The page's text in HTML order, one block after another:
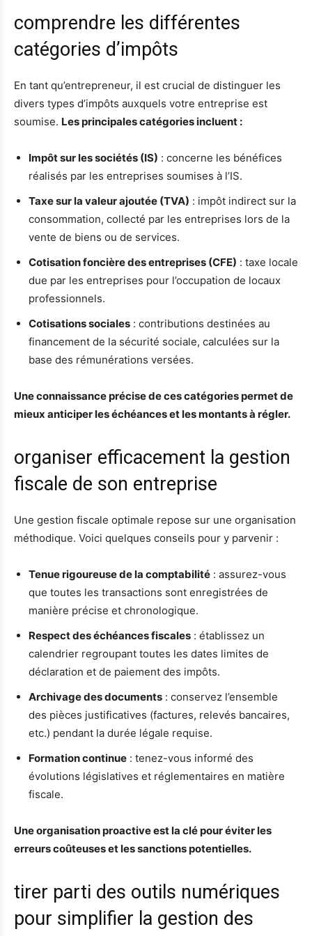
comprendre les différentes
catégories d’impôts
En tant qu’entrepreneur, il est crucial de distinguer les
divers types d’impôts auxquels votre entreprise est
soumise. Les principales catégories incluent :
Impôt sur les sociétés (IS) : concerne les bénéfices
réalisés par les entreprises soumises à l’IS.
Taxe sur la valeur ajoutée (TVA) : impôt indirect sur la
consommation, collecté par les entreprises lors de la
vente de biens ou de services.
Cotisation foncière des entreprises (CFE) : taxe locale
due par les entreprises pour l’occupation de locaux
professionnels.
Cotisations sociales : contributions destinées au
financement de la sécurité sociale, calculées sur la
base des rémunérations versées.
Une connaissance précise de ces catégories permet de
mieux anticiper les échéances et les montants à régler.
organiser efficacement la gestion
fiscale de son entreprise
Une gestion fiscale optimale repose sur une organisation
méthodique. Voici quelques conseils pour y parvenir :
Tenue rigoureuse de la comptabilité : assurez-vous
que toutes les transactions sont enregistrées de
manière précise et chronologique.
Respect des échéances fiscales : établissez un
calendrier regroupant toutes les dates limites de
déclaration et de paiement des impôts.
Archivage des documents : conservez l’ensemble
des pièces justificatives (factures, relevés bancaires,
etc.) pendant la durée légale requise.
Formation continue : tenez-vous informé des
évolutions législatives et réglementaires en matière
fiscale.
Une organisation proactive est la clé pour éviter les
erreurs coûteuses et les sanctions potentielles.
tirer parti des outils numériques
pour simplifier la gestion des